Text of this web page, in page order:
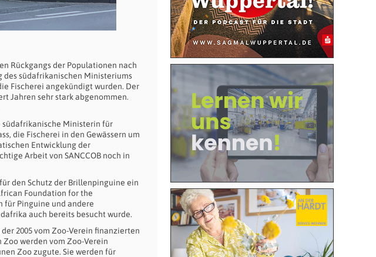
Rückgangs der Populationen nach
des südafrikanischen Ministeriums
Fischerei angekündigt wurden. Der
Jahren sehr stark abgenommen.
südafrikanische Ministerin für
die Fischerei in den Gewässern um
Entwicklung der
Arbeit von SANCCOB noch in
den Schutz der Brillenpinguine ein
Foundation for the
für Pinguine und andere
auch bereits besucht wurde.
2005 vom Zoo-Verein finanzierten
werden vom Zoo-Verein
Zoo zugute. Sie werden für